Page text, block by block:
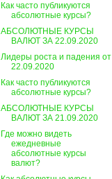
Как часто публикуются
абсолютные курсы?
АБСОЛЮТНЫЕ КУРСЫ
ВАЛЮТ ЗА 22.09.2020
Лидеры роста и падения от
22.09.2020
Как часто публикуются
абсолютные курсы?
АБСОЛЮТНЫЕ КУРСЫ
ВАЛЮТ ЗА 21.09.2020
Где можно видеть
ежедневные
абсолютные курсы
валют?